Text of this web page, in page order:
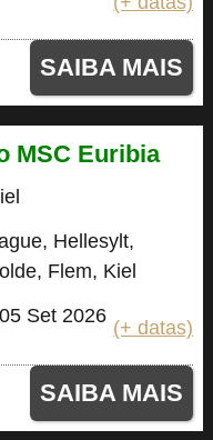
SAIBA MAIS
MSC Euribia
Hellesylt,
Flem, Kiel
Set 2026
(+ datas)
SAIBA MAIS